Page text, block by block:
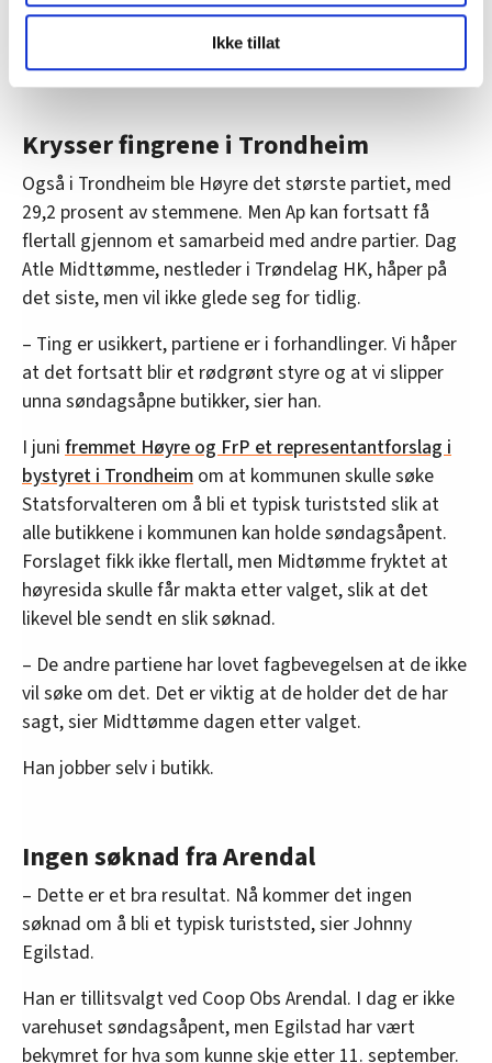
LO Medias publikasjoner frifagbevegelse.no, hk-nytt.no
og fontene.no bruker informasjonskapsler (cookies) for å
lære hvordan våre nettsider blir brukt slik at vi tilby
Vi deler bare informasjon om hvordan du bruker
nettstedet med LO Medias egne samarbeidspartnere
innenfor analyse og annonsering. Disse er angitt i
oversikten lengre ned på denne siden.
Ikke tillat
NOK: Gamlebyen i Fredrikstad er et typisk turiststed. Grethe
Berntsen, regionsekretær i HK, frykter området vil bli utvidet.
Krysser fingrene i Trondheim
Også i Trondheim ble Høyre det største partiet, med
29,2 prosent av stemmene. Men Ap kan fortsatt få
flertall gjennom et samarbeid med andre partier. Dag
Atle Midttømme, nestleder i Trøndelag HK, håper på
det siste, men vil ikke glede seg for tidlig.
– Ting er usikkert, partiene er i forhandlinger. Vi håper
at det fortsatt blir et rødgrønt styre og at vi slipper
unna søndagsåpne butikker, sier han.
I juni fremmet Høyre og FrP et representantforslag i
bystyret i Trondheim om at kommunen skulle søke
Statsforvalteren om å bli et typisk turiststed slik at
alle butikkene i kommunen kan holde søndagsåpent.
Forslaget fikk ikke flertall, men Midtømme fryktet at
høyresida skulle får makta etter valget, slik at det
likevel ble sendt en slik søknad.
– De andre partiene har lovet fagbevegelsen at de ikke
vil søke om det. Det er viktig at de holder det de har
sagt, sier Midttømme dagen etter valget.
Han jobber selv i butikk.
Ingen søknad fra Arendal
– Dette er et bra resultat. Nå kommer det ingen
søknad om å bli et typisk turiststed, sier Johnny
Egilstad.
Han er tillitsvalgt ved Coop Obs Arendal. I dag er ikke
varehuset søndagsåpent, men Egilstad har vært
bekymret for hva som kunne skje etter 11. september.